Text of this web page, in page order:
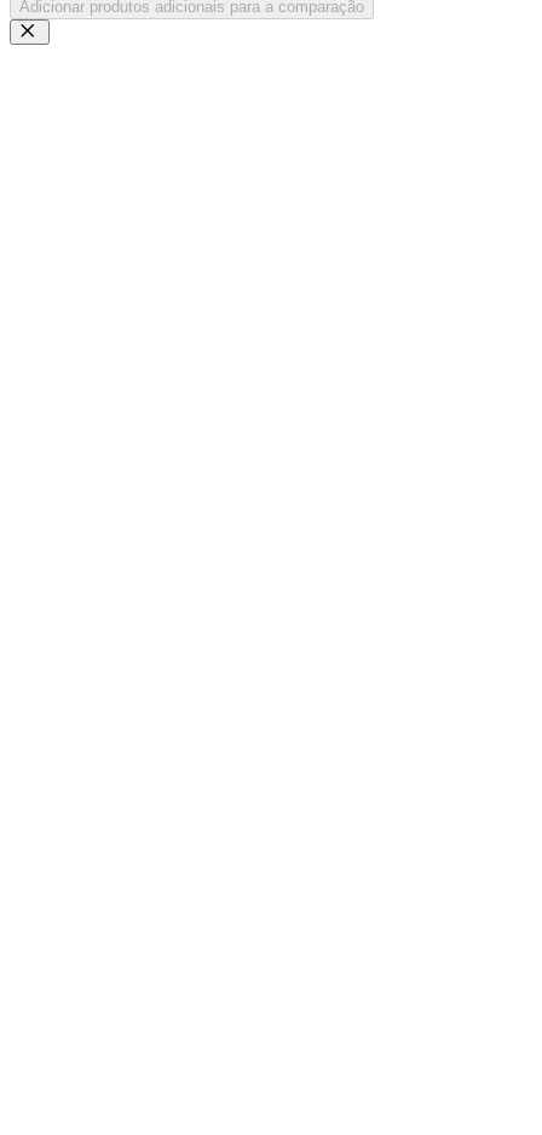
Adicionar produtos adicionais para a comparação